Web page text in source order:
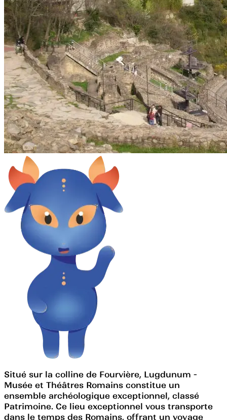
Situé sur la colline de Fourvière, Lugdunum -
Musée et Théâtres Romains constitue un
ensemble archéologique exceptionnel, classé
Patrimoine. Ce lieu exceptionnel vous transporte
dans le temps des Romains, offrant un voyage